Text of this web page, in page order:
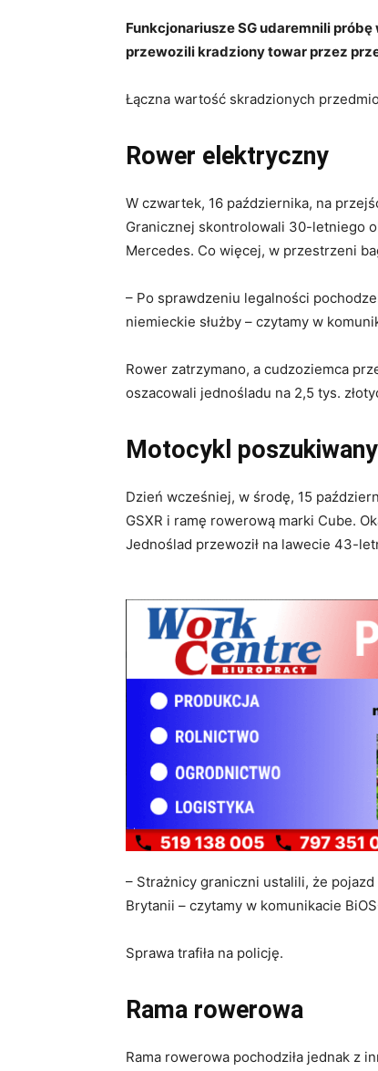
Funkcjonariusze SG udaremnili
przewozili kradziony towar przez
Łączna wartość skradzionych
Rower elektryczny
W czwartek, 16 października, na
Granicznej skontrolowali 30-letniego
Mercedes. Co więcej, w przestrzeni
– Po sprawdzeniu legalności
niemieckie służby – czytamy w
Rower zatrzymano, a cudzoziemca
oszacowali jednośladu na 2,5 tys.
Motocykl
Dzień wcześniej, w środę, 15
GSXR i ramę rowerową marki Cube.
Jednoślad przewoził na lawecie 43-
– Strażnicy graniczni ustalili, że
Brytanii – czytamy w komunikacie
Sprawa trafiła na policję.
Rama rowerowa
Rama rowerowa pochodziła jednak z